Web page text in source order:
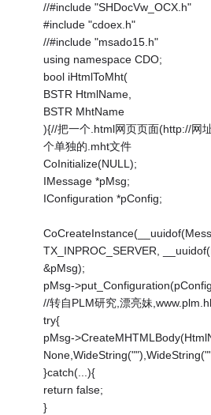
//#include "SHDocVw_OCX.h"
#include "cdoex.h"
//#include "msado15.h"
using namespace CDO;
bool iHtmlToMht(
BSTR HtmlName,
BSTR MhtName
){//把一个.html网页页面(http://网
个单独的.mht文件
CoInitialize(NULL);
IMessage *pMsg;
IConfiguration *pConfig;
TX_INPROC_SERVER,
&pMsg);
pMsg-
//转自PLM研究,漂亮妹
try{
pMsg-
}catch(...){
return false;
}